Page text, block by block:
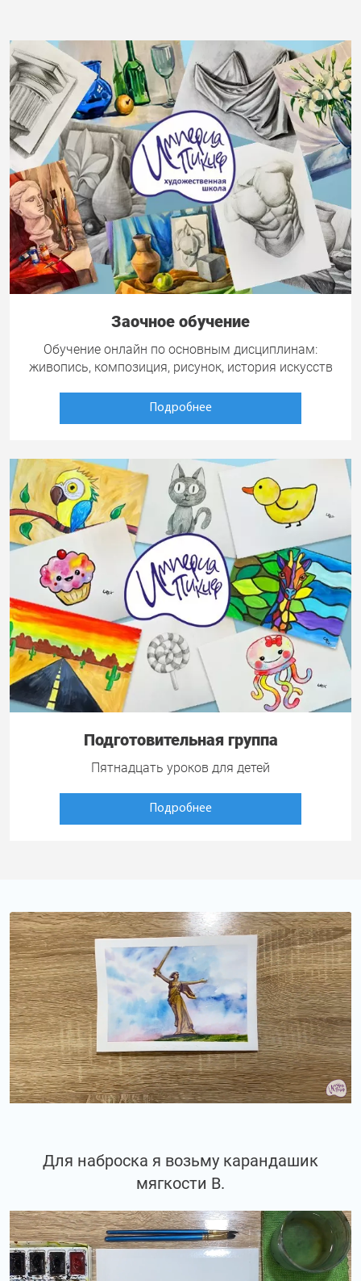
Заочное обучение
Обучение онлайн по основным дисциплинам:
живопись, композиция, рисунок, история искусств
Подробнее
Подготовительная группа
Пятнадцать уроков для детей
Подробнее
Для наброска я возьму карандашик
мягкости В.